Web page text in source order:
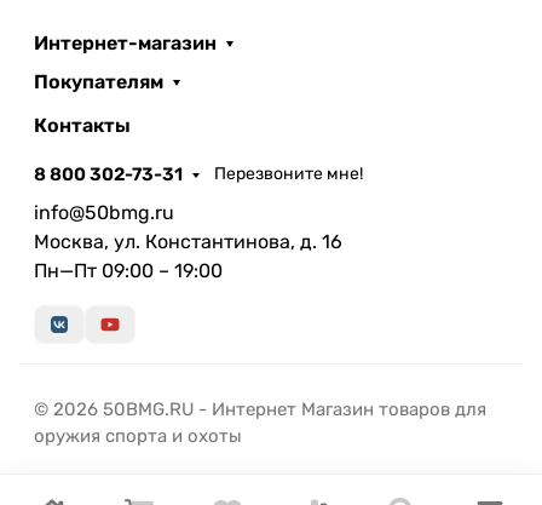
Интернет-магазин
Покупателям
Контакты
8 800 302-73-31 Перезвоните мне!
info@50bmg.ru
Москва, ул. Константинова, д. 16
Пн—Пт 09:00 – 19:00
© 2026 50BMG.RU - Интернет Магазин товаров для
оружия спорта и охоты